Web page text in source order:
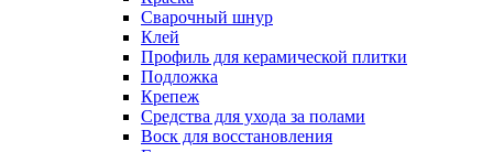
Сварочный шнур
Клей
Профиль для керамической плитки
Подложка
Крепеж
Средства для ухода за полами
Воск для восстановления